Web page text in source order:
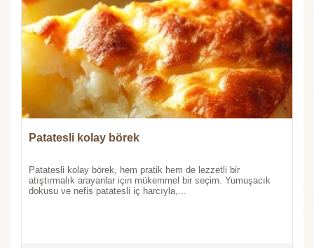
Patatesli kolay börek
Patatesli kolay börek, hem pratik hem de lezzetli bir
atıştırmalık arayanlar için mükemmel bir seçim. Yumuşacık
dokusu ve nefis patatesli iç harcıyla,...